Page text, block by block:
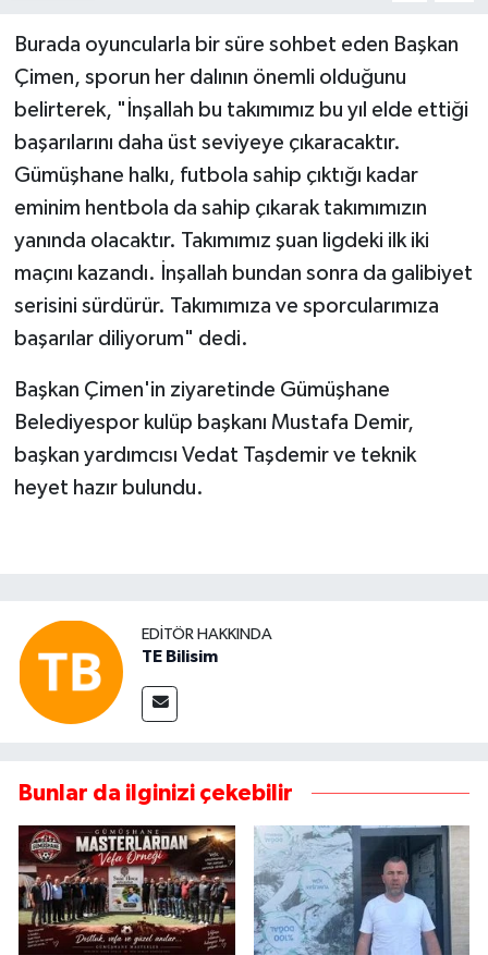
Burada oyuncularla bir süre sohbet eden Başkan
Çimen, sporun her dalının önemli olduğunu
belirterek, "İnşallah bu takımımız bu yıl elde ettiği
başarılarını daha üst seviyeye çıkaracaktır.
Gümüşhane halkı, futbola sahip çıktığı kadar
eminim hentbola da sahip çıkarak takımımızın
yanında olacaktır. Takımımız şuan ligdeki ilk iki
maçını kazandı. İnşallah bundan sonra da galibiyet
serisini sürdürür. Takımımıza ve sporcularımıza
başarılar diliyorum" dedi.
Başkan Çimen'in ziyaretinde Gümüşhane
Belediyespor kulüp başkanı Mustafa Demir,
başkan yardımcısı Vedat Taşdemir ve teknik
heyet hazır bulundu.
EDITÖR HAKKINDA
TE Bilisim
Bunlar da ilginizi çekebilir